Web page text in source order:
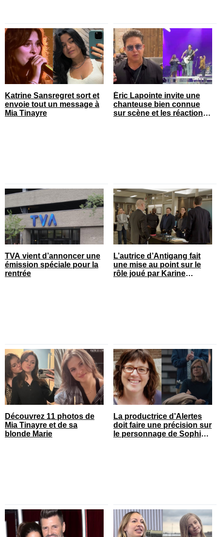
Katrine Sansregret sort et
envoie tout un message à
Mia Tinayre
Éric Lapointe invite une
chanteuse bien connue
sur scène et les réactions
TVA vient d’annoncer une
émission spéciale pour la
rentrée
L’autrice d’Antigang fait
une mise au point sur le
rôle joué par Karine
Découvrez 11 photos de
Mia Tinayre et de sa
blonde Marie
La productrice d’Alertes
doit faire une précision sur
le personnage de Sophie